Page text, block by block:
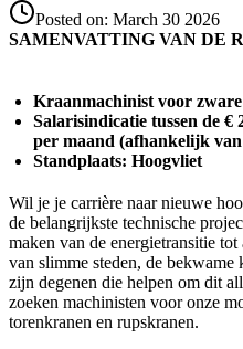
Posted on: March 30 2026
SAMENVATTING VAN DE
Kraanmachinist voor
Salarisindicatie tussen de €
per maand (afhankelijk
Standplaats: Hoogvliet
Wil je je carrière naar nieuwe
de belangrijkste technische
maken van de energietransitie
van slimme steden, de
zijn degenen die helpen om dit
zoeken machinisten voor onze
torenkranen en rupskranen.